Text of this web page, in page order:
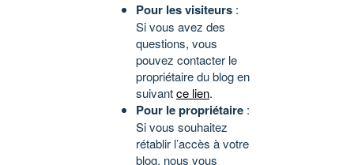
Pour les visiteurs :
Si vous avez des
questions, vous
pouvez contacter le
propriétaire du blog en
suivantce lien.
Pour le propriétaire :
Si vous souhaitez
rétablir l’accès à votre
blog, nous vous